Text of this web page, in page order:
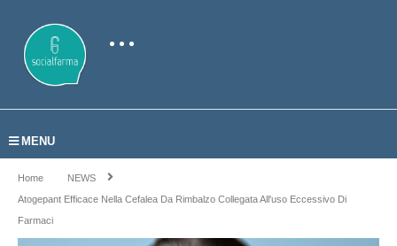
MENU
Home
NEWS
Atogepant Efficace Nella Cefalea Da Rimbalzo Collegata All'uso Eccessivo Di
Farmaci